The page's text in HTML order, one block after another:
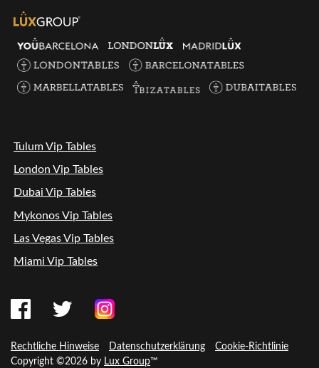
Tulum Vip Tables
London Vip Tables
Dubai Vip Tables
Mykonos Vip Tables
Las Vegas Vip Tables
Miami Vip Tables
Rechtliche Hinweise Datenschutzerklärung
Cookie-Richtlinie
Copyright ©2026 by Lux Group™